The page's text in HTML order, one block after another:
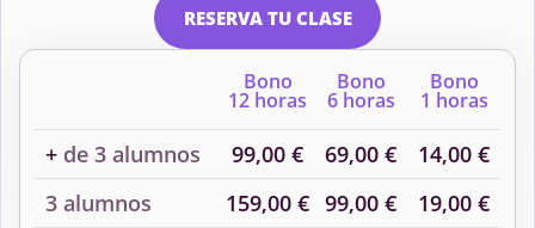
RESERVA TU CLASE
Bono
12 horas
Bono
6 horas
Bono
1 horas
+ de 3 alumnos 99,00 € 69,00 €
14,00 €
3 alumnos
159,00 € 99,00 €
19,00 €